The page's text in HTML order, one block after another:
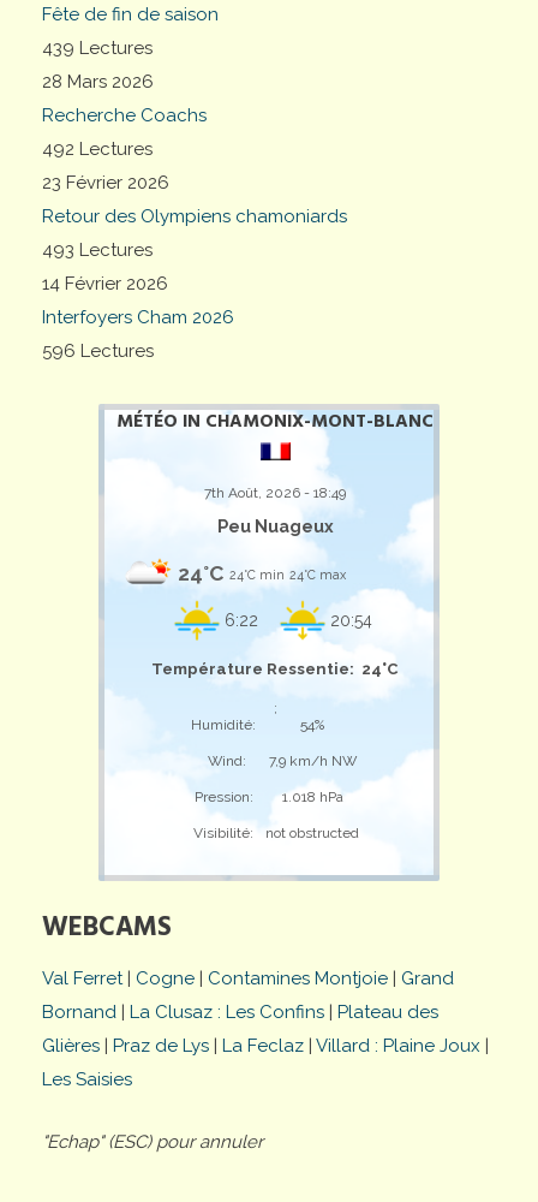
Fête de fin de saison
439 Lectures
28 Mars 2026
Recherche Coachs
492 Lectures
23 Février 2026
Retour des Olympiens chamoniards
493 Lectures
14 Février 2026
Interfoyers Cham 2026
596 Lectures
MÉTÉO IN CHAMONIX-MONT-BLANC
7th Août, 2026 - 18:49
Peu Nuageux
24°C 24°C min 24°C max
6:22 20:54
Température Ressentie: 24°C
;
Humidité:
54%
Wind: 7,9 km/h NW
Pression: 1.018 hPa
Visibilité: not obstructed
WEBCAMS
Val Ferret| Cogne | Contamines Montjoie | Grand
Bornand | La Clusaz : Les Confins | Plateau des
Glières | Praz de Lys | La Feclaz | Villard : Plaine Joux |
Les Saisies
"Echap" (ESC) pour annuler